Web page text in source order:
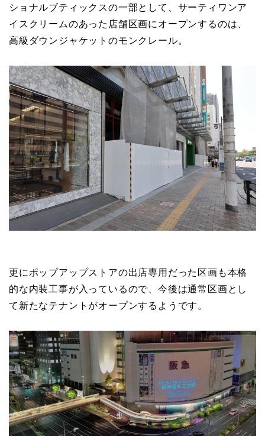
ショナルブティックスの一部として、サーティワンア
イスクリームのあった店舗区画にオープンするのは、
高級ダウンジャケットのモンクレール。
更にポップアップストアの出店専用だった区画も本格
的な内装工事が入っているので、今後は通常区画とし
て新たなテナントがオープンするようです。